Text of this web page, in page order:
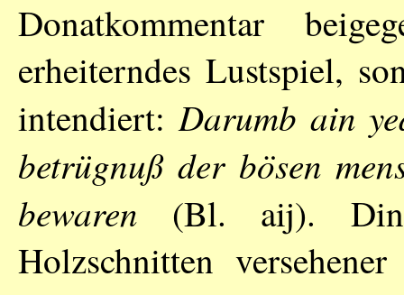
Donatkommentar
erheiterndes Lustspiel,
intendiert:Darumb ain
betrügnuß der bösen
bewaren (Bl. aij).
Holzschnitten